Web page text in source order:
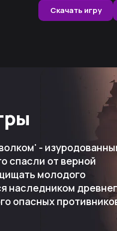
Скачать игру
-
спасли от верной
молодого
наследником
опасных